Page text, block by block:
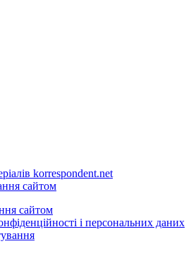
korrespondent.net
сайтом
сайтом
і персональних даних